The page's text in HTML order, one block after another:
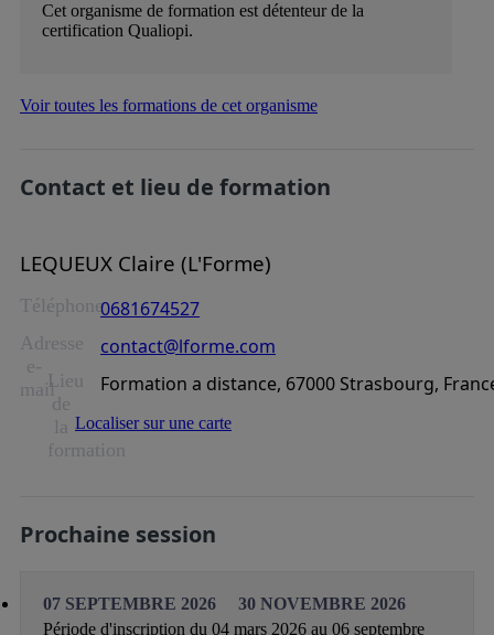
Cet organisme de formation est détenteur de la
certification Qualiopi.
Voir toutes les formations de cet organisme
Contact et lieu de formation
LEQUEUX Claire (L'Forme)
Téléphone0681674527
Adresse
e-
mail
contact@lforme.com
Lieu
de
la
formation
Formation a distance, 67000 Strasbourg,
Localiser sur une carte
Prochaine session
07 SEPTEMBRE 2026
30 NOVEMBRE 2026
Période d'inscription du 04 mars 2026 au 06 septembre